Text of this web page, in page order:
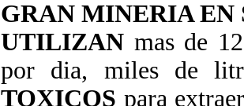
GRAN MINERIA EN
UTILIZAN mas de
por dia, miles de
TOXICOS para